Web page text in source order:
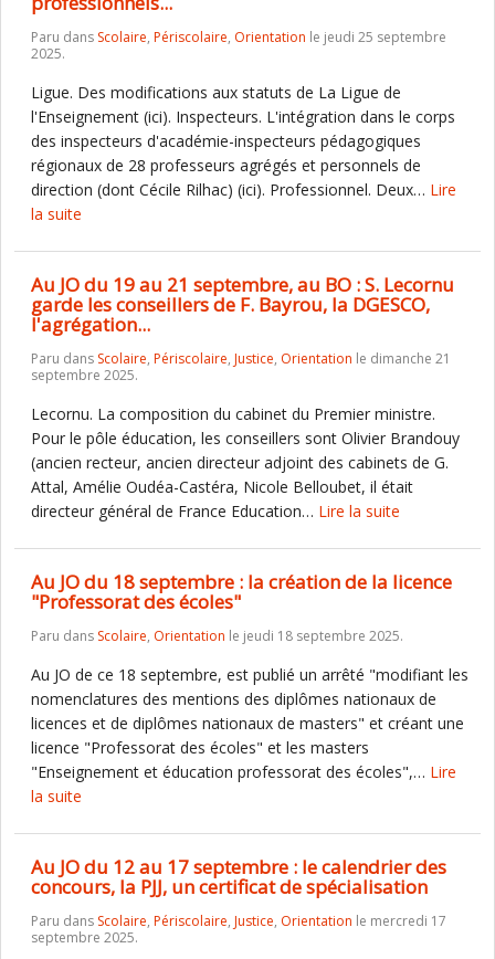
Paru dans Scolaire, Périscolaire, Orientation le jeudi 25 septembre
2025.
Ligue. Des modifications aux statuts de La Ligue de
l'Enseignement (ici). Inspecteurs. L'intégration dans le corps
des inspecteurs d'académie-inspecteurs pédagogiques
régionaux de 28 professeurs agrégés et personnels de
direction (dont Cécile Rilhac) (ici). Professionnel. Deux… Lire
la suite
Au JO du 19 au 21 septembre, au BO : S. Lecornu
garde les conseillers de F. Bayrou, la DGESCO,
l'agrégation...
Paru dans Scolaire, Périscolaire, Justice, Orientation le dimanche 21
septembre 2025.
Lecornu. La composition du cabinet du Premier ministre.
Pour le pôle éducation, les conseillers sont Olivier Brandouy
(ancien recteur, ancien directeur adjoint des cabinets de G.
Attal, Amélie Oudéa-Castéra, Nicole Belloubet, il était
directeur général de France Education… Lire la suite
Au JO du 18 septembre : la création de la licence
"Professorat des écoles"
Paru dans Scolaire, Orientation le jeudi 18 septembre 2025.
Au JO de ce 18 septembre, est publié un arrêté "modifiant les
nomenclatures des mentions des diplômes nationaux de
licences et de diplômes nationaux de masters" et créant une
licence "Professorat des écoles" et les masters
"Enseignement et éducation professorat des écoles",… Lire
la suite
Au JO du 12 au 17 septembre : le calendrier des
concours, la PJJ, un certificat de spécialisation
Paru dans Scolaire, Périscolaire, Justice, Orientation le mercredi 17
septembre 2025.